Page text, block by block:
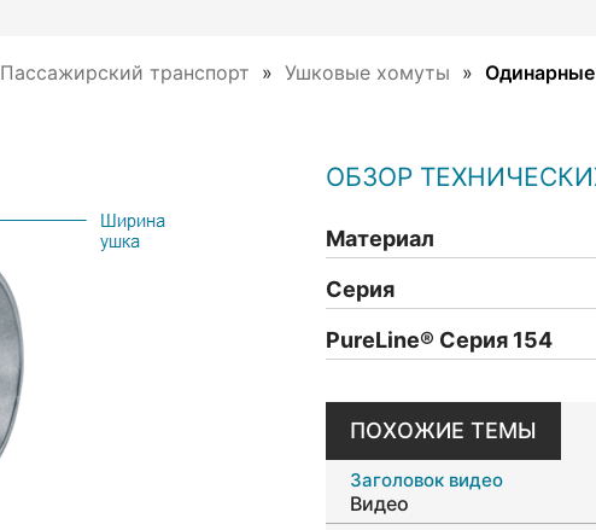
Пассажирский транспорт Ушковые хомуты
ОБЗОР
Материал
Серия
PureLine® Серия 154
ПОХОЖИЕ ТЕМЫ
Заголовок видео
Видео